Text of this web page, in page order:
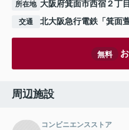
所在地 大阪府箕面市西宿 ２丁目
交通 北大阪急行電鉄 「 箕面
無料
周辺施設
コンビニエンスストア